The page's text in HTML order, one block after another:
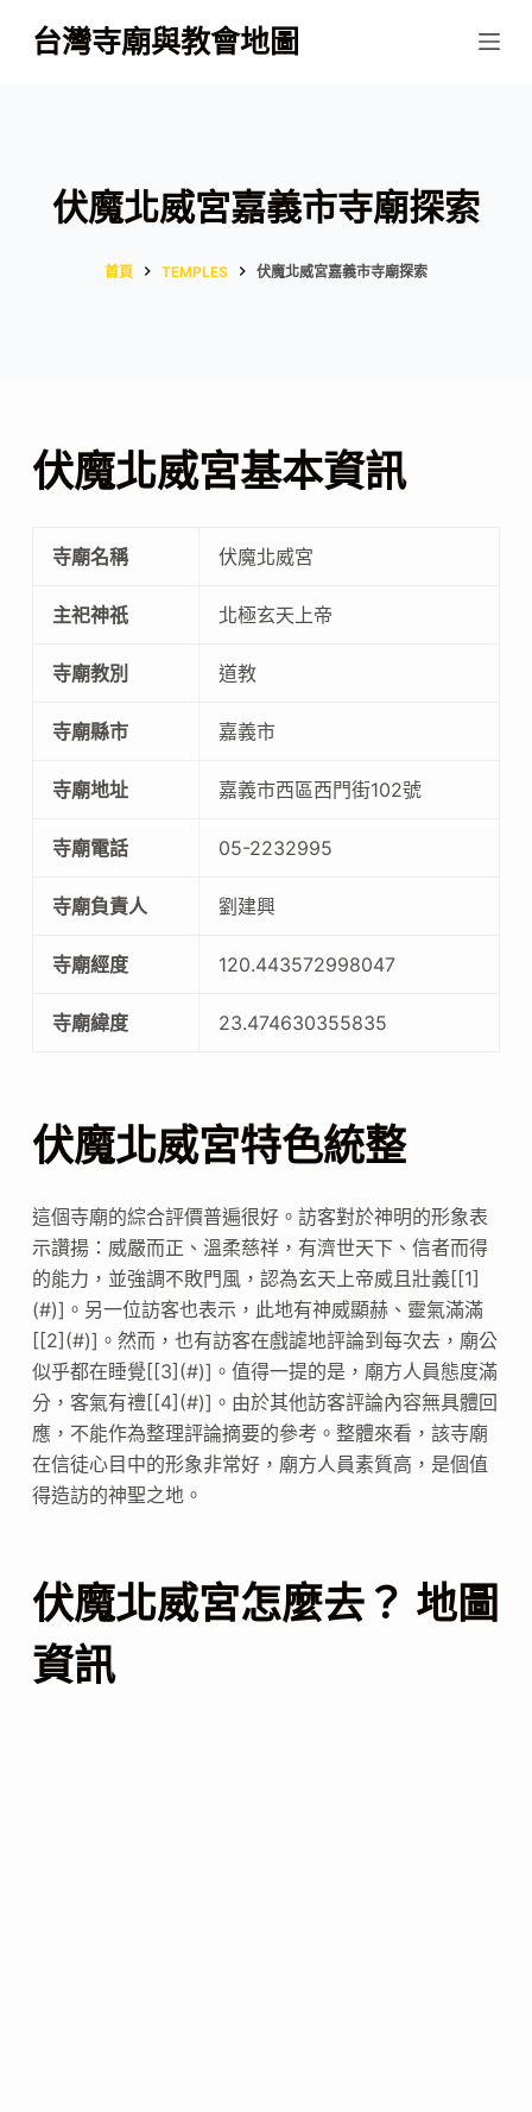
跳
至
台灣寺廟與教會地圖
伏魔北威宮嘉義市寺廟探索
首頁 TEMPLES 伏魔北威宮嘉義市寺廟探索
伏魔北威宮基本資訊
寺廟名稱 伏魔北威宮
主祀神祇 北極玄天上帝
寺廟教別 道教
寺廟縣市 嘉義市
寺廟地址 嘉義市西區西門街102號
寺廟電話 05-2232995
寺廟負責人 劉建興
寺廟經度 120.443572998047
寺廟緯度 23.474630355835
伏魔北威宮特色統整
這個寺廟的綜合評價普遍很好。訪客對於神明的形象表
示讚揚：威嚴而正、溫柔慈祥，有濟世天下、信者而得
的能力，並強調不敗門風，認為玄天上帝威且壯義[[1]
(#)]。另一位訪客也表示，此地有神威顯赫、靈氣滿滿
[[2](#)]。然而，也有訪客在戲謔地評論到每次去，廟公
似乎都在睡覺[[3](#)]。值得一提的是，廟方人員態度滿
分，客氣有禮[[4](#)]。由於其他訪客評論內容無具體回
應，不能作為整理評論摘要的參考。整體來看，該寺廟
在信徒心目中的形象非常好，廟方人員素質高，是個值
得造訪的神聖之地。
伏魔北威宮怎麼去？ 地圖
資訊